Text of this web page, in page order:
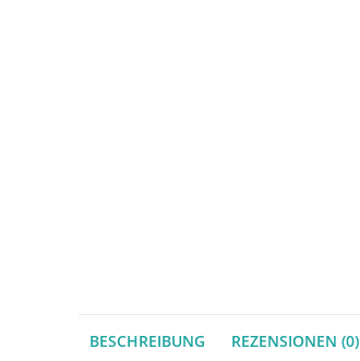
BESCHREIBUNG REZENSIONEN (0)